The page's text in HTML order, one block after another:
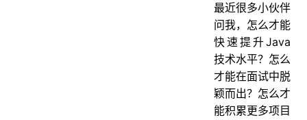
真实的用户反馈
Java突击队能为你提供什么？
📚 完整的学习体系
最近很多小伙伴
问我，怎么才能
快速提升Java
技术水平？怎么
才能在面试中脱
颖而出？怎么才
能积累更多项目